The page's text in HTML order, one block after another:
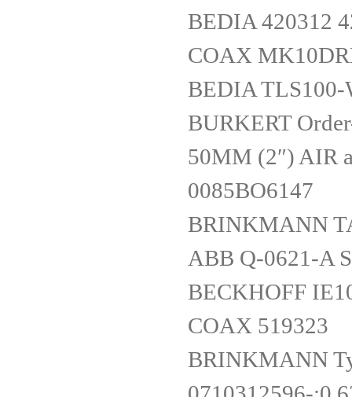
BEDIA 420312
COAX
BEDIA
BURKERT
50MM (2″) AIR
0085BO6147
BRINKMANN
ABB Q-0621-A
BECKHOFF
COAX 519323
BRINKMANN